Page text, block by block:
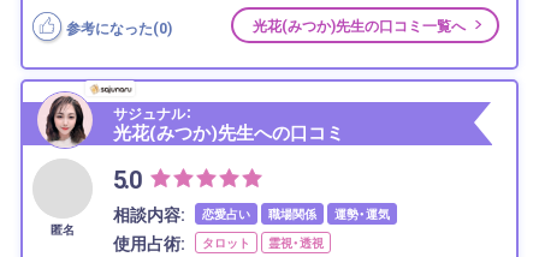
参考になった(0) 光花(みつか)先生の口コミ一覧へ
サジュナル：
光花(みつか)先生への口コミ
匿名
5.0
相談内容: 恋愛占い 職場関係 運勢・運気
使用占術: タロット 霊視・透視